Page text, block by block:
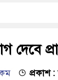
দেবে
প্রকাশ :